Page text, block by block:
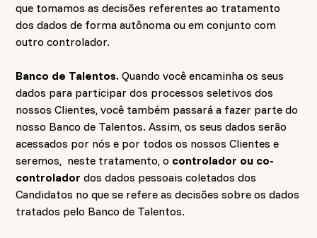
que tomamos as decisões referentes ao tratamento
dos dados de forma autônoma ou em conjunto com
outro controlador.
Banco de Talentos. Quando você encaminha os seus
dados para participar dos processos seletivos dos
nossos Clientes, você também passará a fazer parte do
nosso Banco de Talentos. Assim, os seus dados serão
acessados por nós e por todos os nossos Clientes e
seremos, neste tratamento, o controlador ou co-
controlador dos dados pessoais coletados dos
Candidatos no que se refere as decisões sobre os dados
tratados pelo Banco de Talentos.